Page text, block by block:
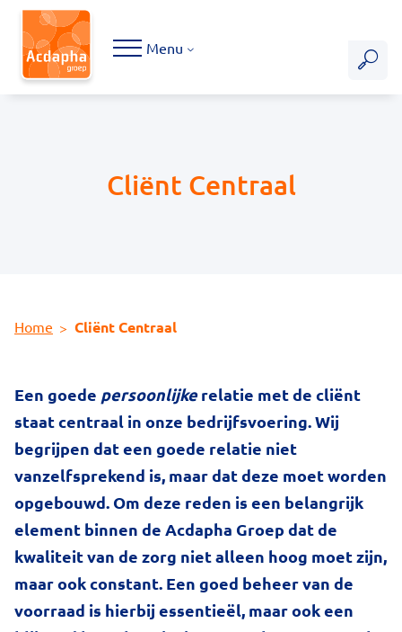
Hoofdmenu
Menu
Home Cliënt Centraal
Cliënt Centraal
Een goede persoonlijkerelatie met de cliënt
staat centraal in onze bedrijfsvoering. Wij
begrijpen dat een goede relatie niet
vanzelfsprekend is, maar dat deze moet worden
opgebouwd. Om deze reden is een belangrijk
element binnen de Acdapha Groep dat de
kwaliteit van de zorg niet alleen hoog moet zijn,
maar ook constant. Een goed beheer van de
voorraad is hierbij essentieël, maar ook een